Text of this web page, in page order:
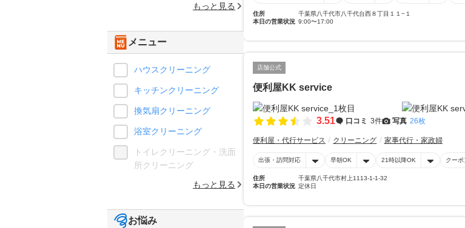
住所
千葉県八千代市八千代台西８丁目１１−１
本日の営業状況 9:00〜17:00
店舗公式
便利屋KK service
3.51 口コミ 3件 写真 26枚
便利屋・代行サービス クリーニング 家事代行・家政婦
出張・訪問対応 早朝OK 21時以降OK クー
住所
千葉県八千代市村上1113-1-1-32
本日の営業状況 定休日
もっと見る
メニュー
ハウスクリーニング
キッチンクリーニング
換気扇クリーニング
浴室クリーニング
トイレクリーニング・洗面
所クリーニング
もっと見る
お悩み